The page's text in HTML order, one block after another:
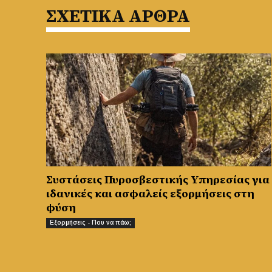
ΣΧΕΤΙΚΑ ΑΡΘΡΑ
Συστάσεις Πυροσβεστικής Υπηρεσίας για
ιδανικές και ασφαλείς εξορμήσεις στη
φύση
Εξορμήσεις - Που να πάω;